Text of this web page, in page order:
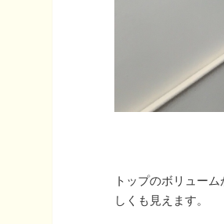
トップのボリュー
しくも見えます。